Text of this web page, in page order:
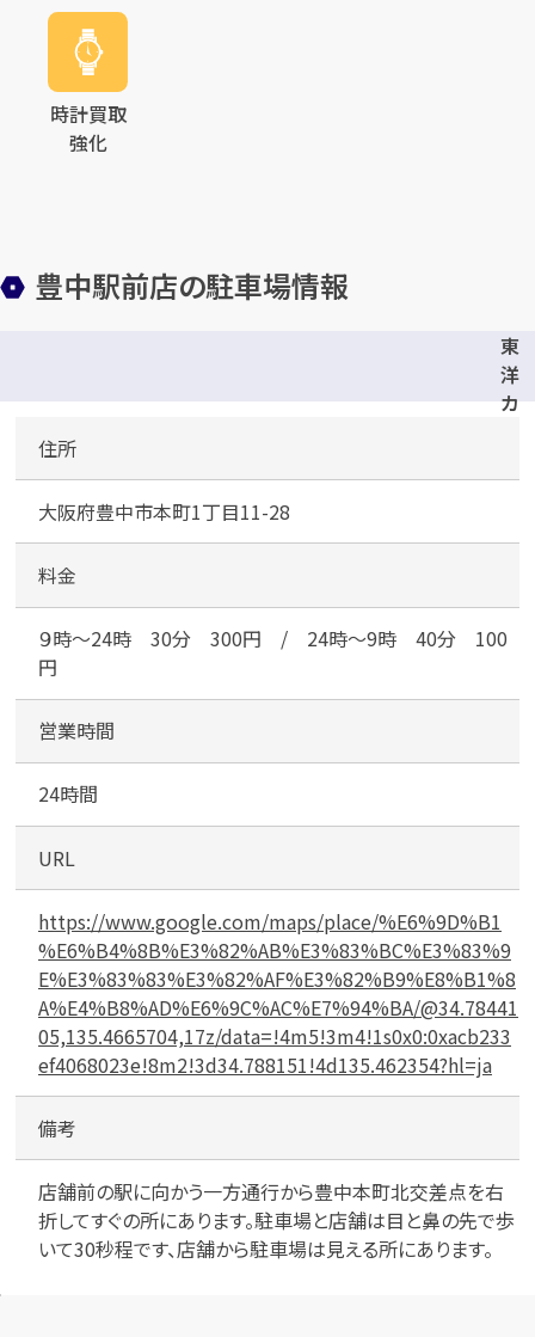
最短1分！今すぐ査定金額をお伝えいた
します
まずはお電話で無料査定
【総合受付】24時間・年中無休(年末年
メールで無料相談する
時計買取
強化
豊中駅前店の駐車場情報
東
洋
カ
ッ
ス
中
本
住所
大阪府豊中市本町1丁目11-28
料金
９時～24時 30分 300円 / 24時～9時 40分 100
円
営業時間
24時間
URL
https://www.google.com/maps/place/%E6%9D%B1
%E6%B4%8B%E3%82%AB%E3%83%BC%E3%83%9
E%E3%83%83%E3%82%AF%E3%82%B9%E8%B1%8
A%E4%B8%AD%E6%9C%AC%E7%94%BA/@34.78441
05,135.4665704,17z/data=!4m5!3m4!1s0x0:0xacb233
ef4068023e!8m2!3d34.788151!4d135.462354?hl=ja
備考
店舗前の駅に向かう一方通行から豊中本町北交差点を右
折してすぐの所にあります。駐車場と店舗は目と鼻の先で歩
いて30秒程です、店舗から駐車場は見える所にあります。